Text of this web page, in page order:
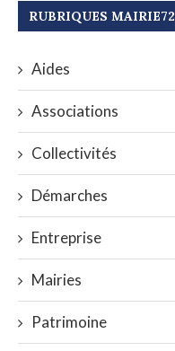
RUBRIQUES MAIRIE72
Aides
Associations
Collectivités
Démarches
Entreprise
Mairies
Patrimoine